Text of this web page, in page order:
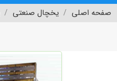
صفحه اصلی یخچال صنعتی